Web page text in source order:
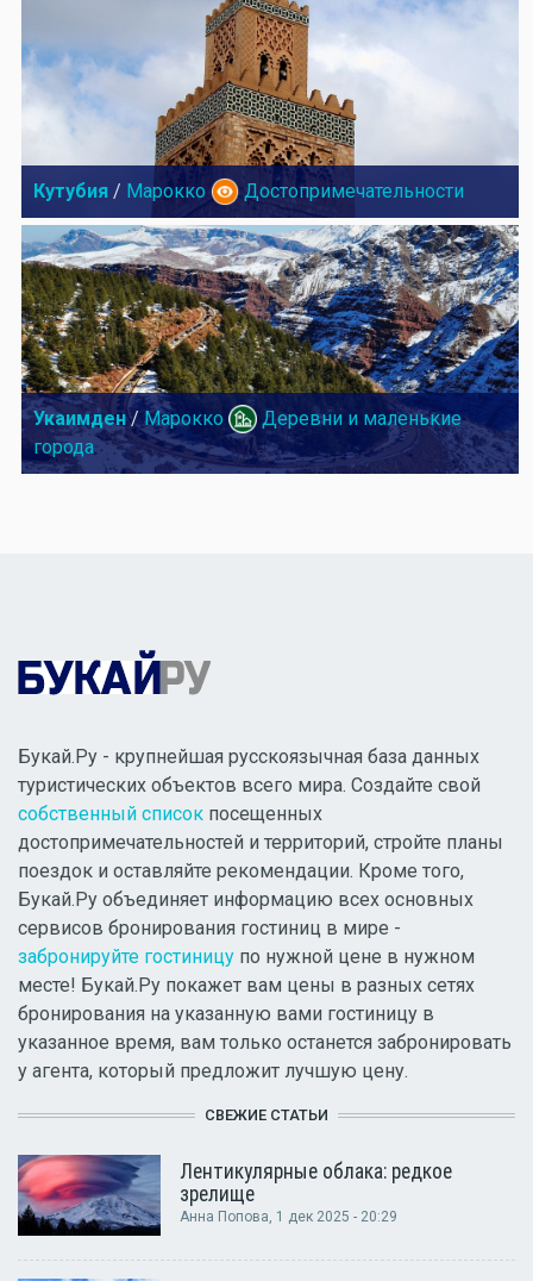
Кутубия / Марокко Достопримечательности
Укаимден/ Марокко
Деревни и маленькие
города
Букай.Ру - крупнейшая русскоязычная база данных
туристических объектов всего мира. Создайте свой
собственный список посещенных
достопримечательностей и территорий, стройте планы
поездок и оставляйте рекомендации. Кроме того,
Букай.Ру объединяет информацию всех основных
сервисов бронирования гостиниц в мире -
забронируйте гостиницу по нужной цене в нужном
месте! Букай.Ру покажет вам цены в разных сетях
бронирования на указанную вами гостиницу в
указанное время, вам только останется забронировать
у агента, который предложит лучшую цену.
СВЕЖИЕ СТАТЬИ
Лентикулярные облака: редкое
зрелище
Анна Попова, 1 дек 2025 - 20:29